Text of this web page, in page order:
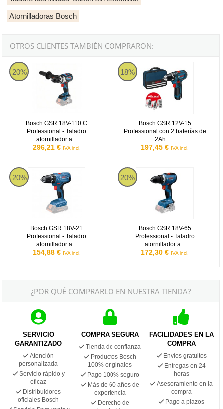
Atornilladoras Bosch
OTROS CLIENTES TAMBIÉN COMPRARON:
20%
Bosch GSR 18V-110 C
Professional - Taladro
atornillador a...
296,21 € IVA incl.
Bosch GSR 18V-110 C Professional - Taladro atornillador a batería
18%
Bosch GSR 12V-15
Professional con 2 baterías de
2Ah +...
197,45 € IVA incl.
Bosch GSR 12V-15
20%
Bosch GSR 18V-21
Professional - Taladro
atornillador a...
154,88 € IVA incl.
Bosch GSR 18V-21 Professional - Taladro atornillador a batería
20%
Bosch GSR 18V-65
Professional - Taladro
atornillador a...
172,30 € IVA incl.
Bosch GSR 18V-65 Professional
¿POR QUÉ COMPRARLO EN NUESTRA TIENDA?
SERVICIO
GARANTIZADO
Atención
personalizada
Servicio rápido y
eficaz
Distribuidores
oficiales Bosch
COMPRA SEGURA
Tienda de confianza
Productos Bosch
100% originales
Pago 100% seguro
Más de 60 años de
experiencia
Derecho de
FACILIDADES EN LA
COMPRA
Envíos gratuitos
Entregas en 24
horas
Asesoramiento en la
compra
Pago a plazos